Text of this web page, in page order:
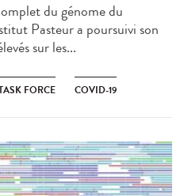
du génome du
Pasteur a poursuivi son
sur les...
FORCE COVID-19